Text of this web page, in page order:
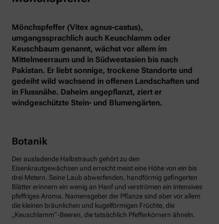
Mönchspfeffer (Vitex agnus-castus),
umgangssprachlich auch Keuschlamm oder
Keuschbaum genannt, wächst vor allem im
Mittelmeerraum und in Südwestasien bis nach
Pakistan. Er liebt sonnige, trockene Standorte und
gedeiht wild wachsend in offenen Landschaften und
in Flussnähe. Daheim angepflanzt, ziert er
windgeschützte Stein- und Blumengärten.
Botanik
Der ausladende Halbstrauch gehört zu den
Eisenkrautgewächsen und erreicht meist eine Höhe von ein bis
drei Metern. Seine Laub abwerfenden, handförmig gefingerten
Blätter erinnern ein wenig an Hanf und verströmen ein intensives
pfeffriges Aroma. Namensgeber der Pflanze sind aber vor allem
die kleinen bräunlichen und kugelförmigen Früchte, die
„Keuschlamm“-Beeren, die tatsächlich Pfefferkörnern ähneln.